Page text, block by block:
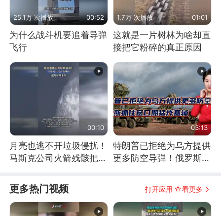
25.1万 次播放 00:52
为什么战斗机要追着导弹
飞行
1.7万 次播放 01:01
这就是一片树林为啥却直
接把它粉碎的真正原因
00:10
月亮也逃不开垃圾侵扰！
马斯克公司火箭残骸把月
03:13
特朗普已拒绝为乌方提供
更多防空导弹！俄罗斯抓
更多热门视频 打开应用 查看更多